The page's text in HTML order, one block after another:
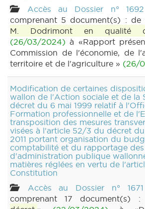
Accès au Dossier n°
comprenant 5 document(s) : de
M. Dodrimont en qualité
(26/03/2024) à «Rapport
Commission de l'économie, de
territoire et de l'agriculture » (26/
Modification de certaines
wallon de l'Action sociale et de la
décret du 6 mai 1999 relatif à
Formation professionnelle et de
transposition des mesures
visées à l'article 52/3 du décret
2011 portant organisation du
comptabilité et du rapportage
d'administration publique
matières réglées en vertu de
Constitution
Accès au Dossier n°
comprenant 17 document(s)